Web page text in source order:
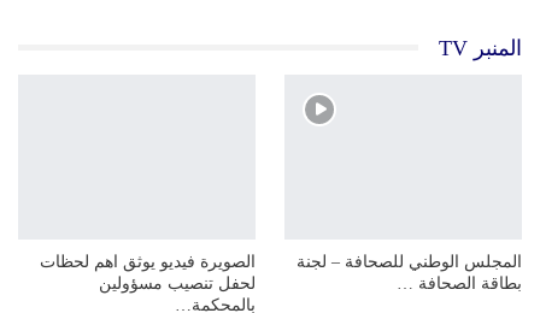
المنبر TV
المجلس الوطني للصحافة – لجنة
بطاقة الصحافة …
الصويرة فيديو يوثق اهم لحظات
لحفل تنصيب مسؤولين
بالمحكمة…